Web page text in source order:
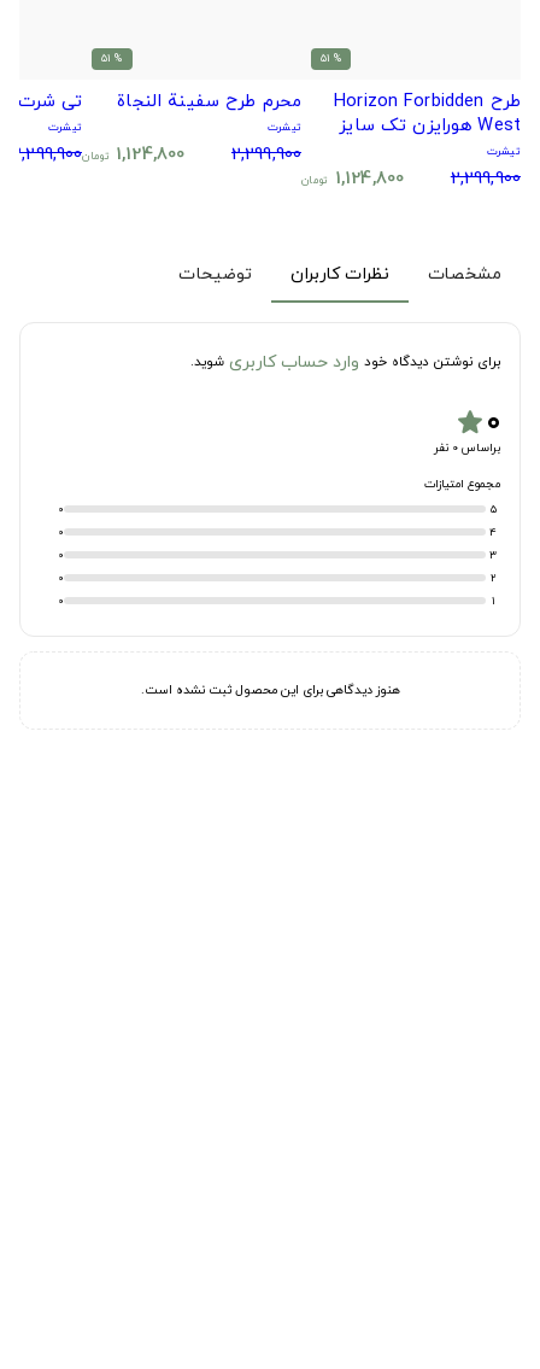
% 51
طرح Horizon Forbidden
West هورایزن تک سایز
تیشرت
2,299,900
1,124,800 تومان
% 51
محرم طرح سفینة النجاة
تیشرت
2,299,900
1,124,800 تومان
تی شرت
تیشرت
2,299,900
مشخصات نظرات کاربران توضیحات
برای نوشتن دیدگاه خود وارد حساب کاربری شوید.
۰star
براساس 0 نفر
مجموع امتیازات
5
0
4
0
3
0
2
0
1
0
هنوز دیدگاهی برای این محصول ثبت نشده است.